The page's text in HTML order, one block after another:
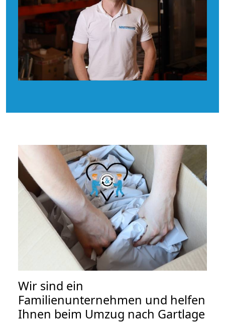
Wir sind ein
Familienunternehmen und helfen
Ihnen beim Umzug nach Gartlage